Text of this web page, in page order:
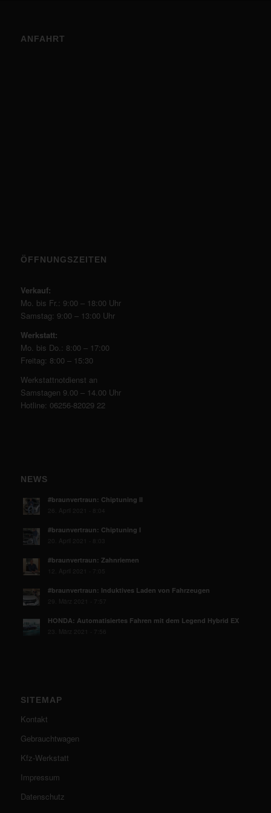
ANFAHRT
ÖFFNUNGSZEITEN
Verkauf:
Mo. bis Fr.: 9:00 – 18:00 Uhr
Samstag: 9:00 – 13:00 Uhr
Werkstatt:
Mo. bis Do.: 8:00 – 17:00
Freitag: 8:00 – 15:30
Werkstattnotdienst an
Samstagen 9.00 – 14.00 Uhr
Hotline: 06256-82029 22
NEWS
#braunvertraun: Chiptuning II
#braunvertraun: Chiptuning I
#braunvertraun: Zahnriemen
#braunvertraun: Induktives Laden von Fahrzeugen
HONDA: Automatisiertes Fahren mit dem Legend Hybrid EX
SITEMAP
Kontakt
Gebrauchtwagen
Kfz-Werkstatt
Impressum
Datenschutz